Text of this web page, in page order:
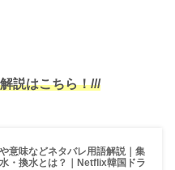
説はこちら！///
意味などネタバレ用語解説｜集
・換水とは？｜Netflix韓国ドラ